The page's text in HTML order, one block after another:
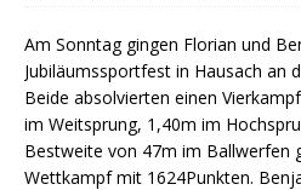
Am Sonntag gingen Florian und
Jubiläumssportfest in Hausach an
Beide absolvierten einen
im Weitsprung, 1,40m im
Bestweite von 47m im Ballwerfen
Wettkampf mit 1624Punkten.